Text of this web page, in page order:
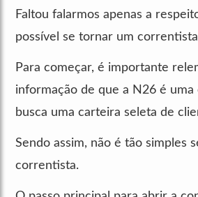
Faltou falarmos apenas a
possível se tornar um
Para começar, é importante
informação de que a N26 é uma
busca uma carteira seleta de
Sendo assim, não é tão simples
correntista.